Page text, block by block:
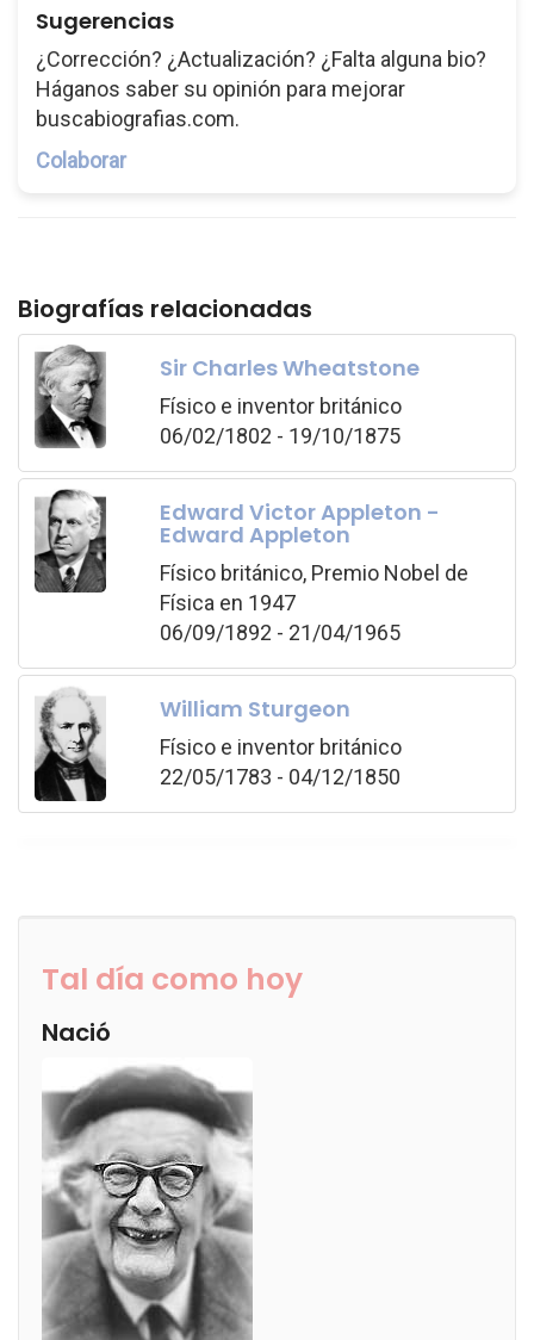
Sugerencias
¿Corrección? ¿Actualización? ¿Falta alguna bio?
Háganos saber su opinión para mejorar
buscabiografias.com.
Colaborar
Biografías relacionadas
Sir Charles Wheatstone
Físico e inventor británico
06/02/1802 - 19/10/1875
Edward Victor Appleton -
Edward Appleton
Físico británico, Premio Nobel de
Física en 1947
06/09/1892 - 21/04/1965
William Sturgeon
Físico e inventor británico
22/05/1783 - 04/12/1850
Tal día como hoy
Nació